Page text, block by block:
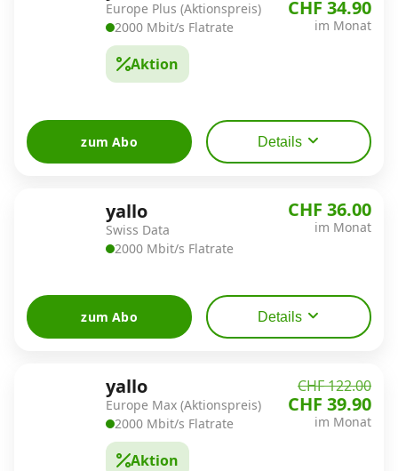
Europe Plus (Aktionspreis)
2000 Mbit/s Flatrate
Aktion
CHF 34.90
im Monat
zum Abo Details
yallo
Swiss Data
2000 Mbit/s Flatrate
CHF 36.00
im Monat
zum Abo Details
yallo
Europe Max (Aktionspreis)
2000 Mbit/s Flatrate
Aktion
CHF 122.00
CHF 39.90
im Monat